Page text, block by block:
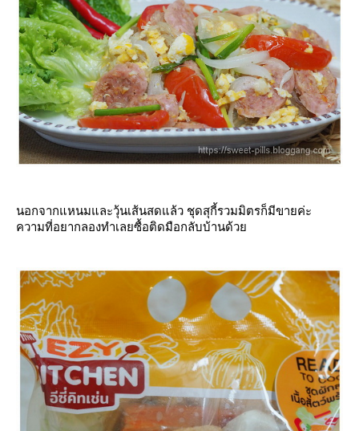
นอกจากแหนมและวุ้นเส้นสดแล้ว ชุดสุกี้รวมมิตรก็มีขายค่ะ
ความที่อยากลองทำเลยซื้อติดมือกลับบ้านด้ว